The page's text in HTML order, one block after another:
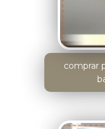
comprar